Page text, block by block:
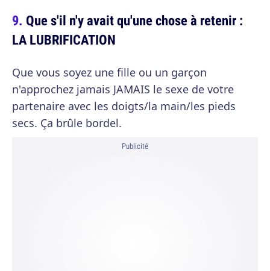
Que s'il n'y avait qu'une chose à retenir :
LA LUBRIFICATION
Que vous soyez une fille ou un garçon
n'approchez jamais JAMAIS le sexe de votre
partenaire avec les doigts/la main/les pieds
secs. Ça brûle bordel.
Publicité